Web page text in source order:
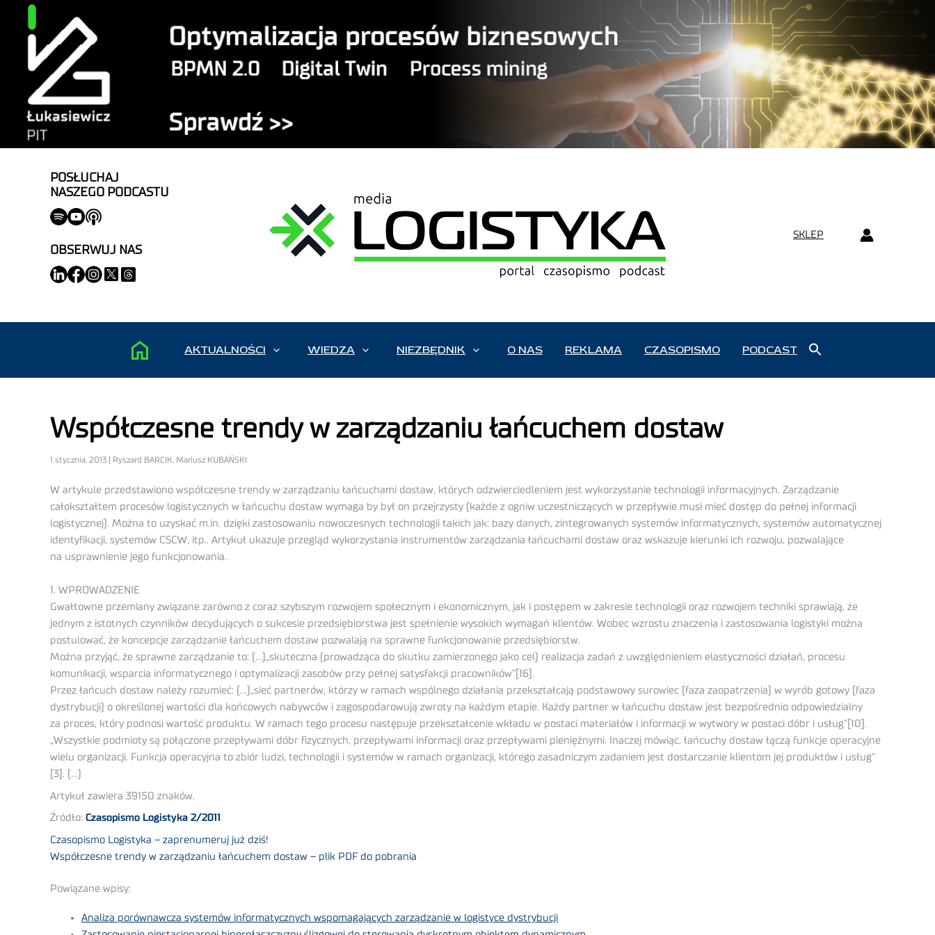
POSŁUCHAJ
NASZEGO PODCASTU
OBSERWUJ NAS
SKLEP
AKTUALNOŚCI WIEDZA NIEZBĘDNIK O NAS REKLAMA CZASOPISMO PODCAST
Współczesne trendy w zarządzaniu łańcuchem dostaw
1 stycznia, 2013 | Ryszard BARCIK, Mariusz KUBAŃSKI
W artykule przedstawiono współczesne trendy w zarządzaniu łańcuchami dostaw, których odzwierciedleniem jest wykorzystanie technologii informacyjnych. Zarządzanie
całokształtem procesów logistycznych w łańcuchu dostaw wymaga by był on przejrzysty (każde z ogniw uczestniczących w przepływie musi mieć dostęp do pełnej informacji
logistycznej). Można to uzyskać m.in. dzięki zastosowaniu nowoczesnych technologii takich jak: bazy danych, zintegrowanych systemów informatycznych, systemów automatycznej
identyfikacji, systemów CSCW, itp.. Artykuł ukazuje przegląd wykorzystania instrumentów zarządzania łańcuchami dostaw oraz wskazuje kierunki ich rozwoju, pozwalające
na usprawnienie jego funkcjonowania.
1. WPROWADZENIE
Gwałtowne przemiany związane zarówno z coraz szybszym rozwojem społecznym i ekonomicznym, jak i postępem w zakresie technologii oraz rozwojem techniki sprawiają, że
jednym z istotnych czynników decydujących o sukcesie przedsiębiorstwa jest spełnienie wysokich wymagań klientów. Wobec wzrostu znaczenia i zastosowania logistyki można
postulować, że koncepcje zarządzanie łańcuchem dostaw pozwalają na sprawne funkcjonowanie przedsiębiorstw.
Można przyjąć, że sprawne zarządzanie to: (…)„skuteczna (prowadząca do skutku zamierzonego jako cel) realizacja zadań z uwzględnieniem elastyczności działań, procesu
komunikacji, wsparcia informatycznego i optymalizacji zasobów przy pełnej satysfakcji pracowników”[16].
Przez łańcuch dostaw należy rozumieć: (…)„sieć partnerów, którzy w ramach wspólnego działania przekształcają podstawowy surowiec (faza zaopatrzenia) w wyrób gotowy (faza
dystrybucji) o określonej wartości dla końcowych nabywców i zagospodarowują zwroty na każdym etapie. Każdy partner w łańcuchu dostaw jest bezpośrednio odpowiedzialny
za proces, który podnosi wartość produktu. W ramach tego procesu następuje przekształcenie wkładu w postaci materiałów i informacji w wytwory w postaci dóbr i usług”[10].
„Wszystkie podmioty są połączone przepływami dóbr fizycznych, przepływami informacji oraz przepływami pieniężnymi. Inaczej mówiąc, łańcuchy dostaw łączą funkcje operacyjne
wielu organizacji. Funkcja operacyjna to zbiór ludzi, technologii i systemów w ramach organizacji, którego zasadniczym zadaniem jest dostarczanie klientom jej produktów i usług”
[3]. (…)
Artykuł zawiera 39150 znaków.
Źródło: Czasopismo Logistyka 2/2011
Czasopismo Logistyka – zaprenumeruj już dziś!
Współczesne trendy w zarządzaniu łańcuchem dostaw – plik PDF do pobrania
Powiązane wpisy:
Analiza porównawcza systemów informatycznych wspomagających zarządzanie w logistyce dystrybucji